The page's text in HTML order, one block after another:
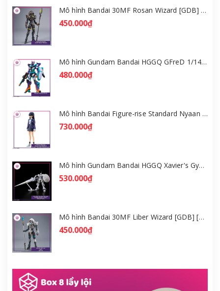
Mô hình Bandai 30MF Rosan Wizard [GDB] [30MF]
450.000₫
Mô hình Gundam Bandai HGGQ GFreD 1/144 [GDB] [BHG]
480.000₫
Mô hình Bandai Figure-rise Standard Nyaan - Gundam GQuuuuuuX [GDB] [FRS]
730.000₫
Mô hình Gundam Bandai HGGQ Xavier's Gyan Hakuji-Packs 1/144 [GDB] [BHG]
530.000₫
Mô hình Bandai 30MF Liber Wizard [GDB] [30MF]
450.000₫